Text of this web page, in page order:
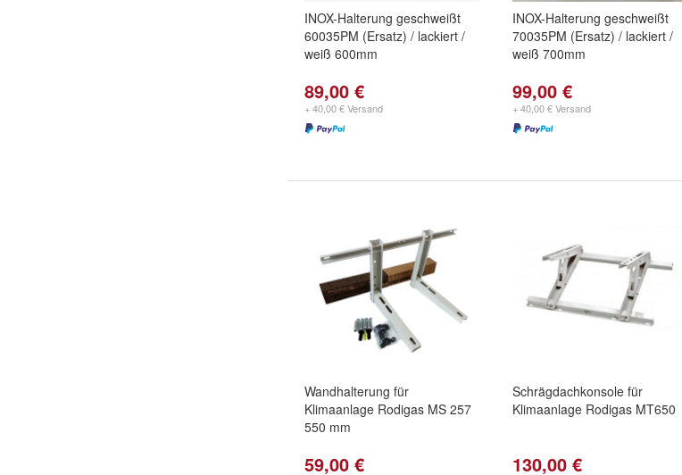
INOX-Halterung geschweißt
60035PM (Ersatz) / lackiert /
weiß 600mm
89,00 €
+ 40,00 € Versand
INOX-Halterung geschweißt
70035PM (Ersatz) / lackiert /
weiß 700mm
99,00 €
+ 40,00 € Versand
Wandhalterung für
Klimaanlage Rodigas MS 257
550 mm
59,00 €
Schrägdachkonsole für
Klimaanlage Rodigas MT650
130,00 €